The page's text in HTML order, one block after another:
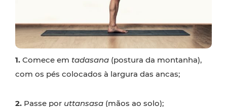
1. Comece em tadasana (postura da montanha),
com os pés colocados à largura das ancas;
2. Passe por uttansasa (mãos ao solo);